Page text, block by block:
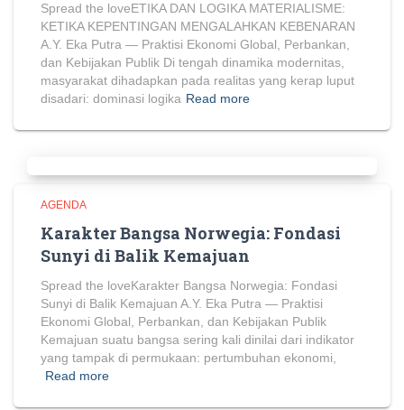
Spread the loveETIKA DAN LOGIKA MATERIALISME:
KETIKA KEPENTINGAN MENGALAHKAN KEBENARAN
A.Y. Eka Putra — Praktisi Ekonomi Global, Perbankan,
dan Kebijakan Publik Di tengah dinamika modernitas,
masyarakat dihadapkan pada realitas yang kerap luput
disadari: dominasi logika Read more
AGENDA
Karakter Bangsa Norwegia: Fondasi
Sunyi di Balik Kemajuan
Spread the loveKarakter Bangsa Norwegia: Fondasi
Sunyi di Balik Kemajuan A.Y. Eka Putra — Praktisi
Ekonomi Global, Perbankan, dan Kebijakan Publik
Kemajuan suatu bangsa sering kali dinilai dari indikator
yang tampak di permukaan: pertumbuhan ekonomi,
Read more